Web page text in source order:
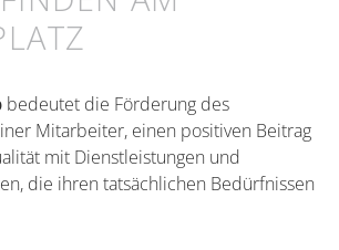
bedeutet die Förderung des
Mitarbeiter, einen positiven Beitrag
mit Dienstleistungen und
die ihren tatsächlichen Bedürfnissen